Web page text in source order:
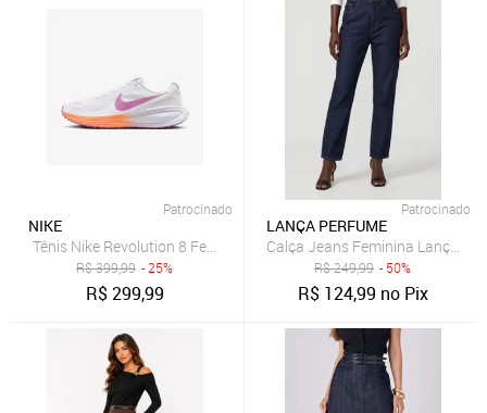
Patrocinado
NIKE
Tênis Nike Revolution 8 Feminino
R$399,99 - 25%
R$299,99
Patrocinado
LANÇA PERFUME
Calça Jeans Feminina Lança
R$249,99 - 50%
R$ 124,99 no Pix